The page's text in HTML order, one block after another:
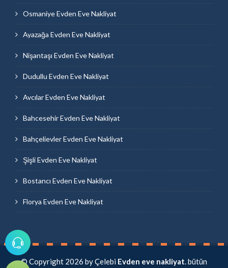
Osmaniye Evden Eve Nakliyat
Ayazağa Evden Eve Nakliyat
Nişantaşı Evden Eve Nakliyat
Dudullu Evden Eve Nakliyat
Avcılar Evden Eve Nakliyat
Bahcesehir Evden Eve Nakliyat
Bahçelievler Evden Eve Nakliyat
Şişli Evden Eve Nakliyat
Bostancı Evden Eve Nakliyat
Florya Evden Eve Nakliyat
© Copyright 2026 by Çelebi Evden eve nakliyat. bütün